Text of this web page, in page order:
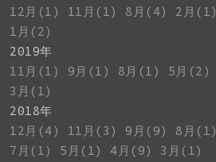
12月(1)
11月(1) 8月(4)
2月(1)
1月(2)
2019年
11月(1)
9月(1) 8月(1)
5月(2)
3月(1)
2018年
12月(4)
11月(3) 9月(9)
8月(1)
7月(1)
5月(1) 4月(9)
3月(1)